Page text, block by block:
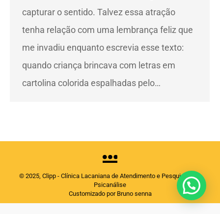
capturar o sentido. Talvez essa atração
tenha relação com uma lembrança feliz que
me invadiu enquanto escrevia esse texto:
quando criança brincava com letras em
cartolina colorida espalhadas pelo…
© 2025, Clipp - Clínica Lacaniana de Atendimento e Pesquisas em
Psicanálise
Customizado por Bruno senna